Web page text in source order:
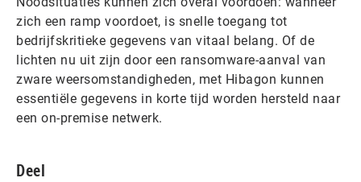
zich een ramp voordoet, is snelle toegang tot
bedrijfskritieke gegevens van vitaal belang. Of de
lichten nu uit zijn door een ransomware-aanval van
zware weersomstandigheden, met Hibagon kunnen
essentiële gegevens in korte tijd worden hersteld naar
een on-premise netwerk.
Deel